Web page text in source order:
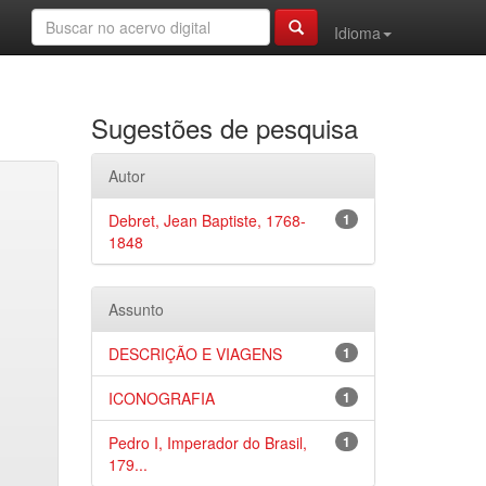
Idioma
Sugestões de pesquisa
Autor
1
Debret, Jean Baptiste, 1768-
1848
Assunto
1
DESCRIÇÃO E VIAGENS
1
ICONOGRAFIA
1
Pedro I, Imperador do Brasil,
179...